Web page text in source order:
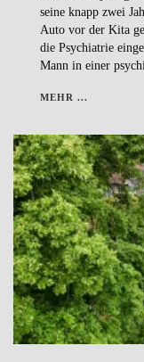
seine knapp zwei
Auto vor der Kita
die Psychiatrie
Mann in einer
MEHR ...